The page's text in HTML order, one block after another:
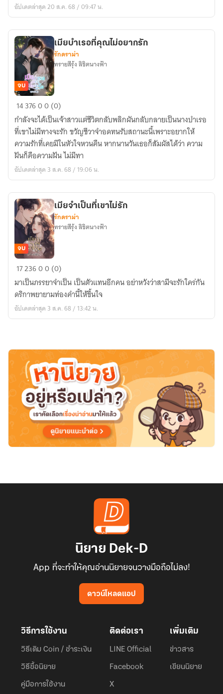
อัปเดตล่าสุด 20 ส.ค. 68 / 09:47 น.
เมีย
บำเรอ
ที่
คุณ
ไม่
อยาก
รัก
จบ
เมียบำเรอที่คุณไม่อยากรัก
รักดราม่า
ทรายสีรุ้ง ลิขิตนางฟ้า
1437600 (0)
กำลังจะได้เป็นเจ้าสาวแต่ชีวิตกลับพลิกผันกลับกลายเป็นนางบำเรอ
ที่เขาไม่มีทางจะรัก ขวัญชีวาจำอดทนรับสถานะนี้เพราะอยากให้
ความรักที่เคยมีในหัวใจหวนคืน หากนานวันเธอก็สัมผัสได้ว่า ความ
ฝันก็คือความฝัน ไม่มีทา
อัปเดตล่าสุด 3 ส.ค. 68 / 19:06 น.
เมีย
จำเป็น
ที่
เขา
ไม่
จบ
เมียจำเป็นที่เขาไม่รัก
รักดราม่า
ทรายสีรุ้ง ลิขิตนางฟ้า
1723600 (0)
มาเป็นภรรยาจำเป็น เป็นตัวแทนอีกคน อย่าหวังว่าสามีจะรักใคร่กัน
ดริกาพยายามท่องคำนี้ให้ขึ้นใจ
อัปเดตล่าสุด 3 ส.ค. 68 / 13:42 น.
นิยาย Dek-D
App ที่จะทำให้คุณอ่านนิยายจนวางมือถือไม่ลง!
ดาวน์โหลดแอป
วิธีการใช้งาน
วิธีเติม Coin / ชำระเงิน
วิธีซื้อนิยาย
คู่มือการใช้งาน
ติดต่อเรา
LINE Official
Facebook
X
เพิ่มเติม
ข่าวสาร
เขียนนิยาย